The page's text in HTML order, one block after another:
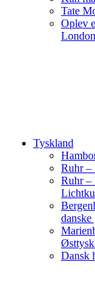
Tate
Oplev
London
Tyskland
Ruhr –
Ruhr –
Dansk